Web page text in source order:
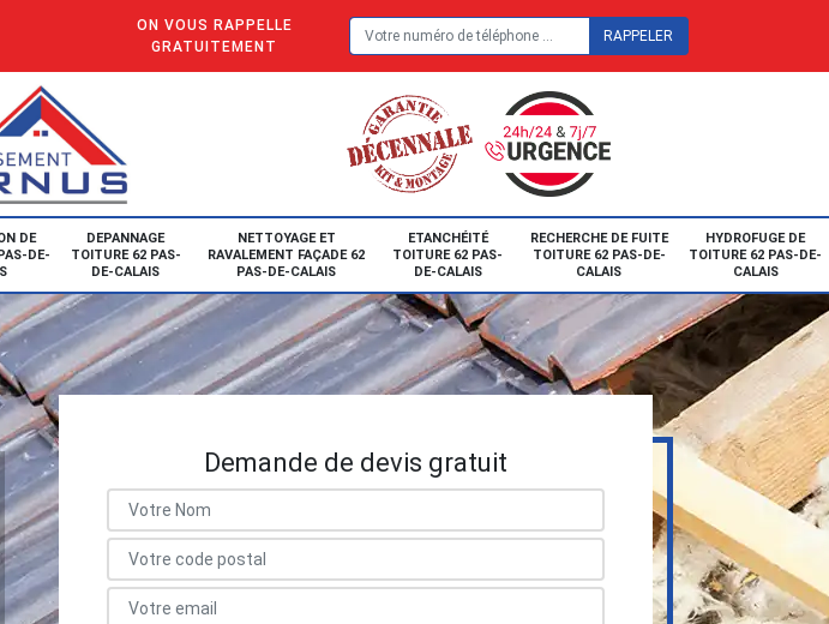
ON VOUS RAPPELLE
GRATUITEMENT
DE
DE-
DEPANNAGE
TOITURE 62 PAS-
DE-CALAIS
NETTOYAGE ET
RAVALEMENT FAÇADE 62
PAS-DE-CALAIS
ETANCHÉITÉ
TOITURE 62 PAS-
DE-CALAIS
RECHERCHE DE FUITE
TOITURE 62 PAS-DE-
CALAIS
HYDROFUGE DE
TOITURE 62 PAS-DE-
CALAIS
Demande de devis gratuit